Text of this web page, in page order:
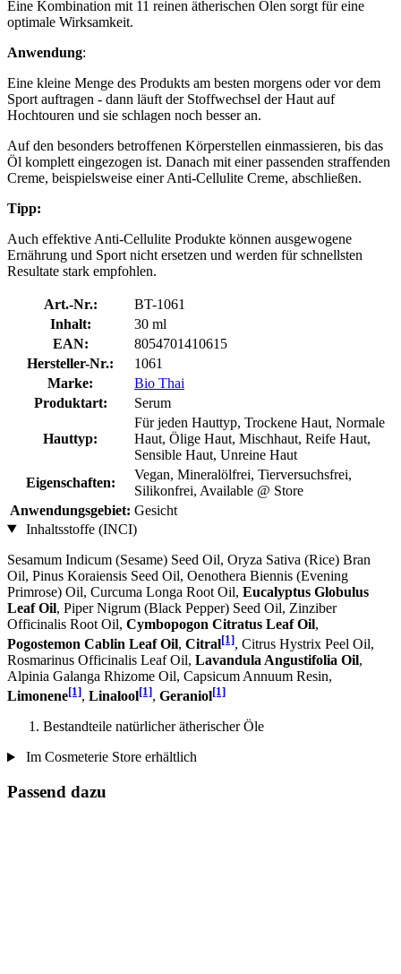
Eine Kombination mit 11 reinen ätherischen Ölen sorgt für eine
optimale Wirksamkeit.
Anwendung:
Eine kleine Menge des Produkts am besten morgens oder vor dem
Sport auftragen - dann läuft der Stoffwechsel der Haut auf
Hochtouren und sie schlagen noch besser an.
Auf den besonders betroffenen Körperstellen einmassieren, bis das
Öl komplett eingezogen ist. Danach mit einer passenden straffenden
Creme, beispielsweise einer Anti-Cellulite Creme, abschließen.
Tipp:
Auch effektive Anti-Cellulite Produkte können ausgewogene
Ernährung und Sport nicht ersetzen und werden für schnellsten
Resultate stark empfohlen.
Art.-Nr.:
BT-1061
Inhalt:
30 ml
EAN:
8054701410615
Hersteller-Nr.:
1061
Marke:
Bio Thai
Produktart:
Serum
Hauttyp:
Für jeden Hauttyp, Trockene Haut, Normale
Haut, Ölige Haut, Mischhaut, Reife Haut,
Sensible Haut, Unreine Haut
Eigenschaften:
Vegan, Mineralölfrei, Tierversuchsfrei,
Silikonfrei, Available @ Store
Anwendungsgebiet: Gesicht
Inhaltsstoffe (INCI)
Sesamum Indicum (Sesame) Seed Oil, Oryza Sativa (Rice) Bran
Oil, Pinus Koraiensis Seed Oil, Oenothera Biennis (Evening
Primrose) Oil, Curcuma Longa Root Oil, Eucalyptus Globulus
Leaf Oil, Piper Nigrum (Black Pepper) Seed Oil, Zinziber
Officinalis Root Oil, Cymbopogon Citratus Leaf Oil,
Pogostemon Cablin Leaf Oil, Citral[1], Citrus Hystrix Peel Oil,
Rosmarinus Officinalis Leaf Oil, Lavandula Angustifolia Oil,
Alpinia Galanga Rhizome Oil, Capsicum Annuum Resin,
Limonene[1], Linalool[1], Geraniol[1]
Bestandteile natürlicher ätherischer Öle
Im Cosmeterie Store erhältlich
Passend dazu